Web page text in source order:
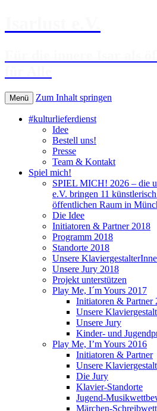
Menü Zum Inhalt springen
#kulturlieferdienst
Idee
Bestell uns!
Presse
Team & Kontakt
Spiel mich!
SPIEL MICH! 2026 – die
e.V. bringen 11
öffentlichen Raum in
Die Idee
Initiatoren & Partner 2018
Programm 2018
Standorte 2018
Unsere
Unsere Jury 2018
Projekt unterstützen
Play Me, I´m Yours 2017
Initiatoren & Partner
Unsere
Unsere Jury
Kinder- und
Play Me, I’m Yours 2016
Initiatoren & Partner
Unsere
Die Jury
Klavier-Standorte
Jugend-
Märchen-